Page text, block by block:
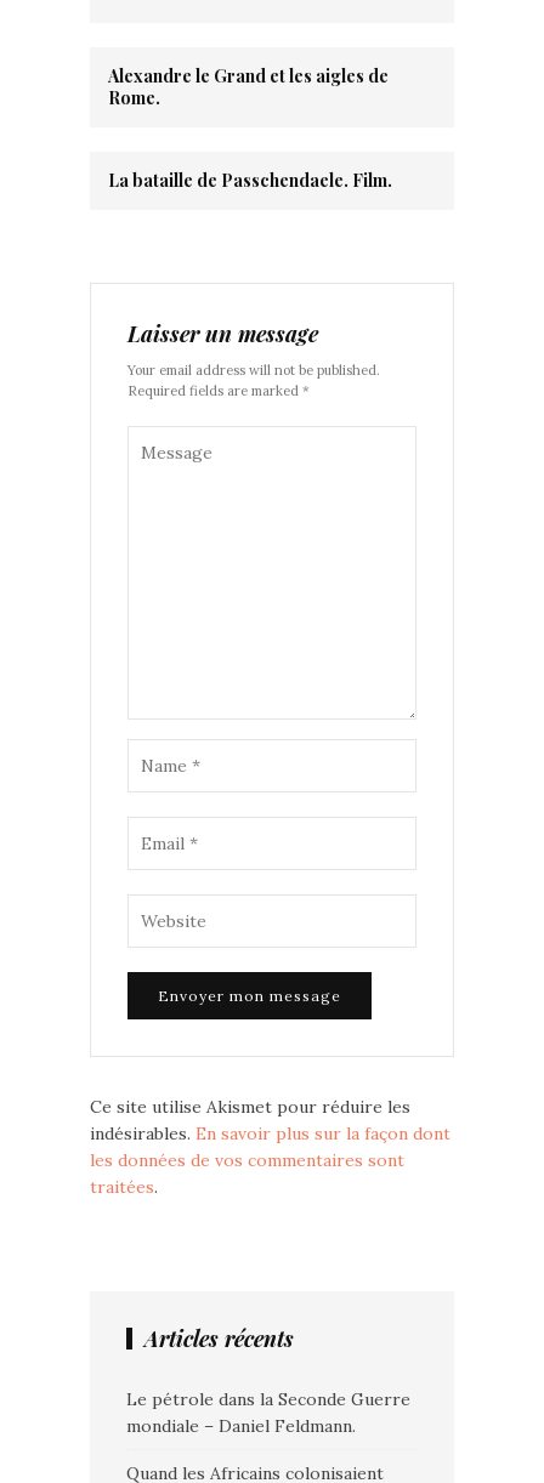
Alexandre le Grand et les aigles de
Rome.
La bataille de Passchendaele. Film.
Laisser un message
Your email address will not be published.
Required fields are marked *
Ce site utilise Akismet pour réduire les
indésirables. En savoir plus sur la façon dont
les données de vos commentaires sont
traitées.
Articles récents
Le pétrole dans la Seconde Guerre
mondiale – Daniel Feldmann.
Quand les Africains colonisaient